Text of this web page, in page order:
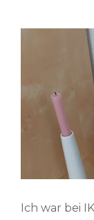
Ich war bei